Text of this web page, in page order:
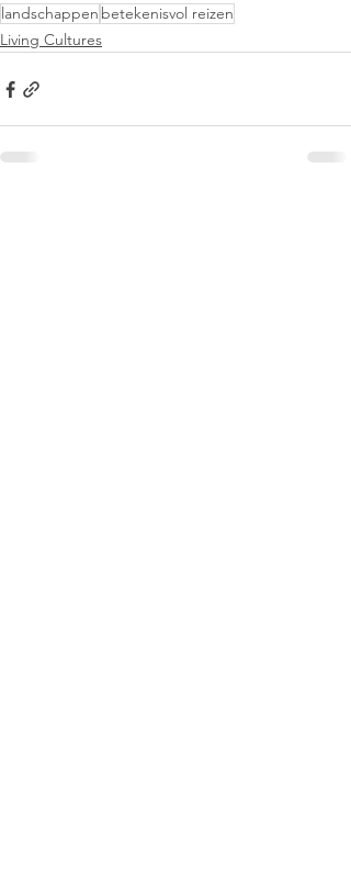
landschappen betekenisvol reizen
Living Cultures